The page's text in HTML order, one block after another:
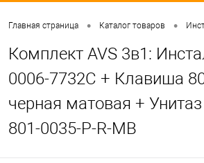
Главная страница • Каталог товаров •
Комплект AVS 3в1:
0006-7732C + Клавиша
черная матовая +
801-0035-P-R-MB